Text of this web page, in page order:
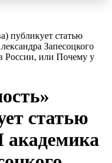
публикует статью
Запесоцкого
России, или Почему у
статью